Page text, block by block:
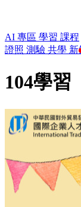
AI 專區 學習 課程
證照 測驗 共學 新
104學習